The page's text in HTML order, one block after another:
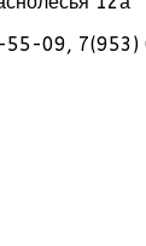
55-09,